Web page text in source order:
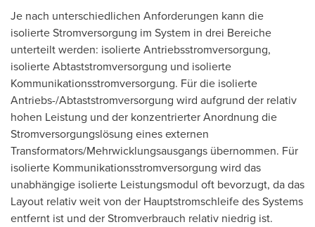
Je nach unterschiedlichen Anforderungen kann die
isolierte Stromversorgung im System in drei Bereiche
unterteilt werden: isolierte Antriebsstromversorgung,
isolierte Abtaststromversorgung und isolierte
Kommunikationsstromversorgung. Für die isolierte
Antriebs-/Abtaststromversorgung wird aufgrund der relativ
hohen Leistung und der konzentrierter Anordnung die
Stromversorgungslösung eines externen
Transformators/Mehrwicklungsausgangs übernommen. Für
isolierte Kommunikationsstromversorgung wird das
unabhängige isolierte Leistungsmodul oft bevorzugt, da das
Layout relativ weit von der Hauptstromschleife des Systems
entfernt ist und der Stromverbrauch relativ niedrig ist.